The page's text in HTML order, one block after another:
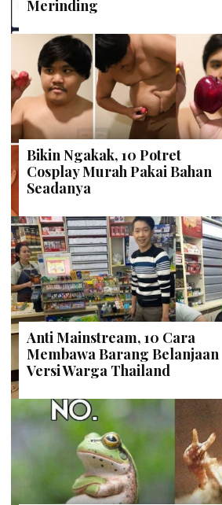
Merinding
Bikin Ngakak, 10 Potret
Cosplay Murah Pakai Bahan
Seadanya
Anti Mainstream, 10 Cara
Membawa Barang Belanjaan
Versi Warga Thailand